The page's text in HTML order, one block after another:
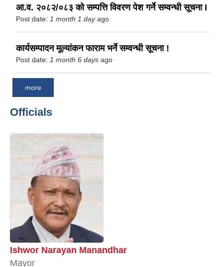
आ.व. २०८२/०८३ को सम्पत्ति विवरण पेश गर्ने सम्वन्धी सूचना I
Post date: 1 month 1 dayago
कार्यसम्पादन मूल्यांकन फाराम भर्ने सम्वन्धी सूचना !
Post date: 1 month 6 days ago
more
Officials
Ishwor Narayan Manandhar
Mayor